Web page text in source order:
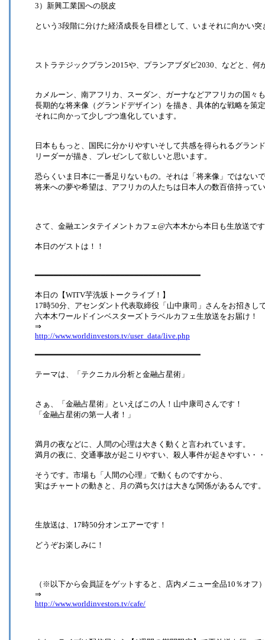
3）新興工業国への脱皮
という3段階に分けた経済成長を目標として、いまそれに向かい
ストラテジックプラン2015や、プランアブダビ2030、などと、何
カメルーン、南アフリカ、スーダン、ガーナなどアフリカの国々
長期的な将来像（グランドデザイン）を描き、具体的な戦略を策
それに向かって少しづつ進化しています。
日本ももっと、国民に分かりやすいそして共感を得られるグラン
リーダーが描き、プレゼンして欲しいと思います。
恐らくいま日本に一番足りないもの。それは「将来像」ではない
将来への夢や希望は、アフリカの人たちは日本人の数百倍持って
さて、金融エンタテイメントカフェ@六本木から本日も生放送で
本日のゲストは！！
━━━━━━━━━━━━━━━━━━━━━━━━━━━━━━━━━━━
本日の【WITV芋洗坂トークライブ！】
17時50分、アセンダント代表取締役「山中康司」さんをお招きし
六本木ワールドインベスターズトラベルカフェ生放送をお届け！
⇒
http://www.worldinvestors.tv/user_data/live.php
━━━━━━━━━━━━━━━━━━━━━━━━━━━━━━━━━━━
テーマは、「テクニカル分析と金融占星術」
さぁ、「金融占星術」といえばこの人！山中康司さんです！
「金融占星術の第一人者！」
満月の夜などに、人間の心理は大きく動くと言われています。
満月の夜に、交通事故が起こりやすい、殺人事件が起きやすい・
そうです。市場も「人間の心理」で動くものですから、
実はチャートの動きと、月の満ち欠けは大きな関係があるんです。
生放送は、17時50分オンエアーです！
どうぞお楽しみに！
（※以下から会員証をゲットすると、店内メニュー全品10％オフ
⇒
http://www.worldinvestors.tv/cafe/